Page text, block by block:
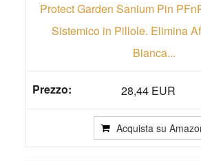
Protect Garden Sanium Pin
Sistemico in Pillole. Elimina
Bianca...
28,44 EUR
Acquista su